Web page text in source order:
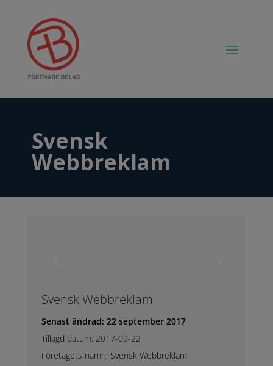
Svensk
Webbreklam
Svensk Webbreklam
Senast ändrad: 22 september 2017
Tillagd datum: 2017-09-22
Företagets namn: Svensk Webbreklam